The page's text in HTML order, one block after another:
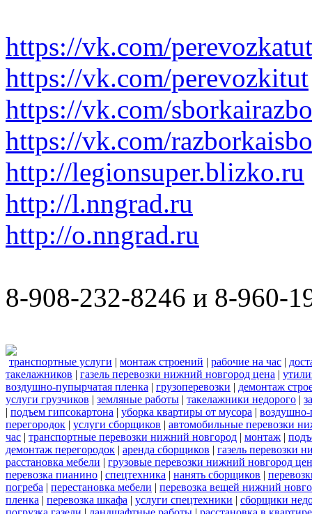
https://vk.com/perevozkatut
https://vk.com/perevozkitut
https://vk.com/
https://vk.com/
http://legionsuper.blizko.ru
http://l.nngrad.ru
http://o.nngrad.ru
8-908-232-8246 и 8-960-
транспортные услуги | монтаж строений | рабочие на час |
такелажников | газель перевозки нижний новгород цена |
воздушно-пупырчатая пленка | грузоперевозки | демонтаж
услуги грузчиков | земляные работы | такелажники недорого |
| подъем гипсокартона | уборка квартиры от мусора | воздушно-
перегородок | услуги сборщиков | автомобильные перевозки
час | транспортные перевозки нижний новгород | монтаж |
демонтаж перегородок | аренда сборщиков | газель перевозки
расстановка мебели | грузовые перевозки нижний новгород
перевозка пианино | спецтехника | нанять сборщиков |
погреба | перестановка мебели | перевозка вещей нижний
пленка | перевозка шкафа | услуги спецтехники | сборщики